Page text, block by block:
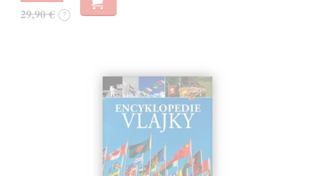
29,90 € ?